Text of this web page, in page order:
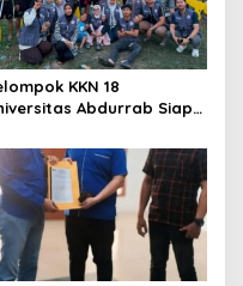
KKN 18
Abdurrab Siap
Diri untuk
Desa Pulau